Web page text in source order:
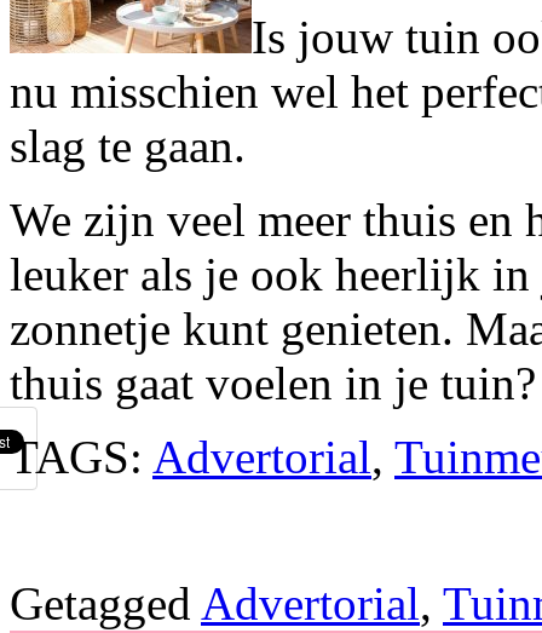
Is jouw tuin
nu misschien wel het
slag te gaan.
We zijn veel meer thuis en
leuker als je ook heerlijk
zonnetje kunt genieten.
thuis gaat voelen in je tuin?
TAGS: Advertorial,
Getagged Advertorial,